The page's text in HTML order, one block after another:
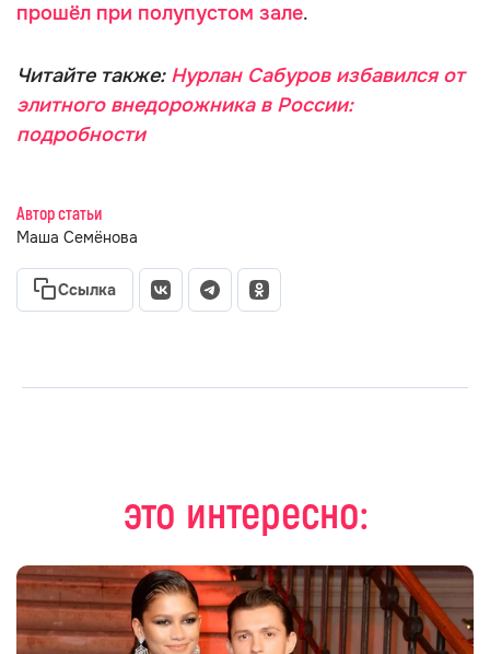
прошёл при полупустом зале.
Читайте также: Нурлан Сабуров избавился от
элитного внедорожника в России:
подробности
Автор статьи
Маша Семёнова
Ссылка
это интересно: